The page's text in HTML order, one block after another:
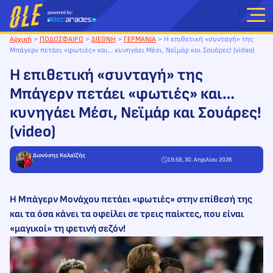
Μετάβαση
στο
περιεχόμενο
Αρχική > ΠΟΔΟΣΦΑΙΡΟ > ΔΙΕΘΝΗ > ΓΕΡΜΑΝΙΑ > H επιθετική «συνταγή» της
Μπάγερν πετάει «φωτιές» και… κυνηγάει Μέσι, Νεϊμάρ και Σουάρες! (video)
H επιθετική «συνταγή» της
Μπάγερν πετάει «φωτιές» και…
κυνηγάει Μέσι, Νεϊμάρ και Σουάρες!
(video)
Διονύσης Καλαϊζής
19:58, 30. Απριλίου 2026
Η Μπάγερν Μονάχου πετάει «φωτιές» στην επίθεσή της
και τα όσα κάνει τα οφείλει σε τρεις παίκτες, που είναι
«μαγικοί» τη φετινή σεζόν!